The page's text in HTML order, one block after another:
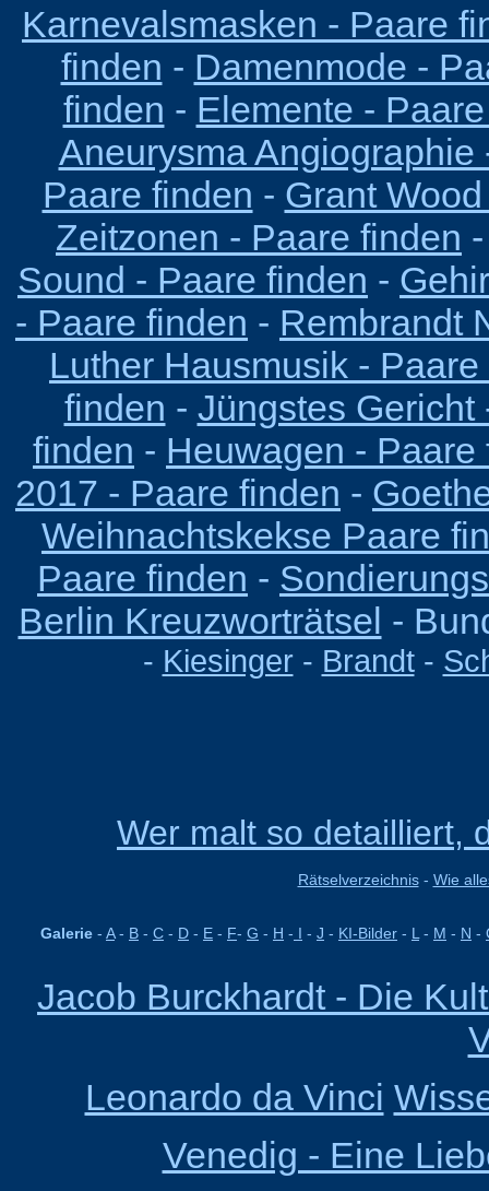
Karnevalsmasken - Paare
finden - Damenmode -
finden - Elemente -
Aneurysma Angiographie
Paare finden - Grant
Zeitzonen - Paare finden
Sound - Paare finden -
- Paare finden - Rembrandt
Luther Hausmusik -
finden - Jüngstes Gericht
finden - Heuwagen - Paare
2017 - Paare finden -
Weihnachtskekse Paare
Paare finden -
Berlin Kreuzworträtsel -
- Kiesinger- Brandt-
Wer malt so detailliert,
Rätselverzeichnis- Wie
Galerie - A- B - C - D - E - F- G - H - I - J - KI-Bilder - L - M - N -
Jacob Burckhardt - Die
Leonardo da Vinci
Venedig - Eine